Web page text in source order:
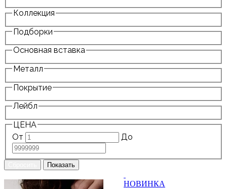
Коллекция
Подборки
Основная вставка
Металл
Покрытие
Лейбл
ЦЕНА
От
До
НОВИНКА